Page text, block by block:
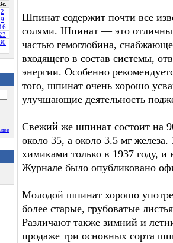
2
9
16
Шпинат содержит почти все
солями. Шпинат — это
частью гемоглобина,
входящего в состав системы,
энергии. Особенно
того, шпинат очень хорошо
улучшающие деятельность
Свежий же шпинат состоит на
около 35, а около 3.5 мг
химиками только в 1937 году,
Журнале было опубликовано
Молодой шпинат хорошо
более старые, грубоватые
Различают также зимний и
продаже три основных сорта